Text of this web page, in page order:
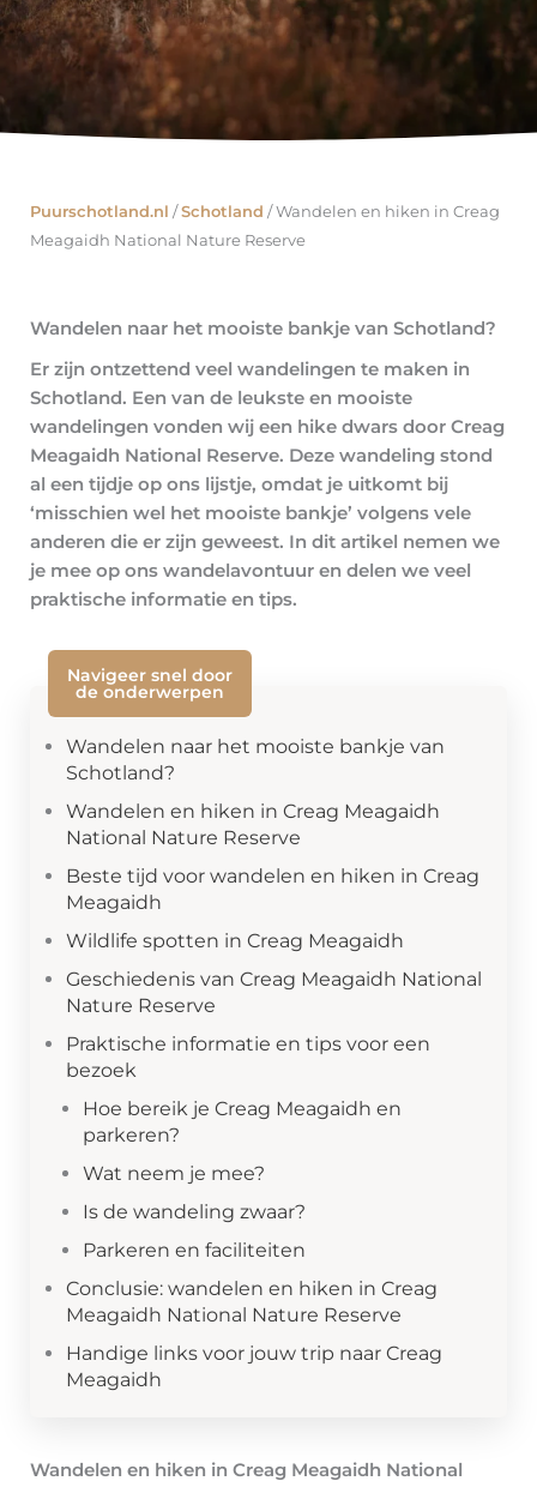
Puurschotland.nl /Schotland /Wandelen en hiken in Creag
Meagaidh National Nature Reserve
Wandelen naar het mooiste bankje van Schotland?
Er zijn ontzettend veel wandelingen te maken in
Schotland. Een van de leukste en mooiste
wandelingen vonden wij een hike dwars door Creag
Meagaidh National Reserve. Deze wandeling stond
al een tijdje op ons lijstje, omdat je uitkomt bij
‘misschien wel het mooiste bankje’ volgens vele
anderen die er zijn geweest. In dit artikel nemen we
je mee op ons wandelavontuur en delen we veel
praktische informatie en tips.
Navigeer snel door
de onderwerpen
Wandelen naar het mooiste bankje van
Schotland?
Wandelen en hiken in Creag Meagaidh
National Nature Reserve
Beste tijd voor wandelen en hiken in Creag
Meagaidh
Wildlife spotten in Creag Meagaidh
Geschiedenis van Creag Meagaidh National
Nature Reserve
Praktische informatie en tips voor een
bezoek
Hoe bereik je Creag Meagaidh en
parkeren?
Wat neem je mee?
Is de wandeling zwaar?
Parkeren en faciliteiten
Conclusie: wandelen en hiken in Creag
Meagaidh National Nature Reserve
Handige links voor jouw trip naar Creag
Meagaidh
Wandelen en hiken in Creag Meagaidh National